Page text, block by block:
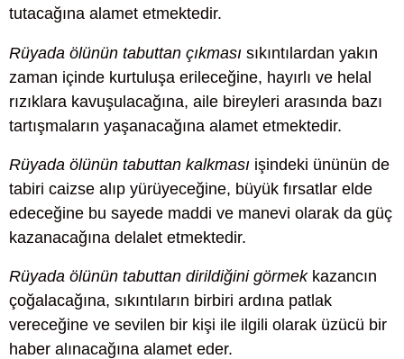
tutacağına alamet etmektedir.
Rüyada ölünün tabuttan çıkması sıkıntılardan yakın
zaman içinde kurtuluşa erileceğine, hayırlı ve helal
rızıklara kavuşulacağına, aile bireyleri arasında bazı
tartışmaların yaşanacağına alamet etmektedir.
Rüyada ölünün tabuttan kalkması işindeki ününün de
tabiri caizse alıp yürüyeceğine, büyük fırsatlar elde
edeceğine bu sayede maddi ve manevi olarak da güç
kazanacağına delalet etmektedir.
Rüyada ölünün tabuttan dirildiğini görmekkazancın
çoğalacağına, sıkıntıların birbiri ardına patlak
vereceğine ve sevilen bir kişi ile ilgili olarak üzücü bir
haber alınacağına alamet eder.